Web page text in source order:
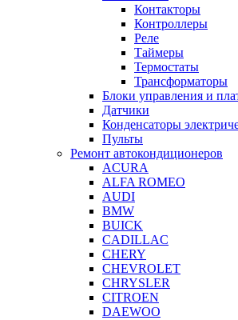
Контакторы
Контроллеры
Реле
Таймеры
Термостаты
Трансформаторы
Блоки управления и
Датчики
Конденсаторы
Пульты
Ремонт автокондиционеров
ACURA
ALFA ROMEO
AUDI
BMW
BUICK
CADILLAC
CHERY
CHEVROLET
CHRYSLER
CITROEN
DAEWOO